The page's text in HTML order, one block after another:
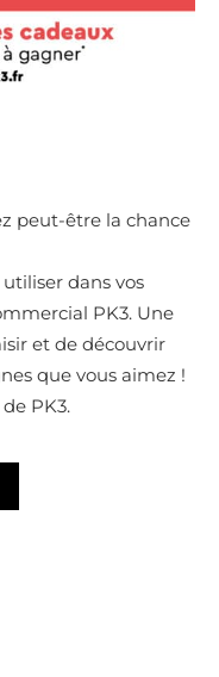
peut-être la chance
utiliser dans vos
PK3. Une
et de découvrir
que vous aimez !
PK3.